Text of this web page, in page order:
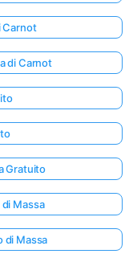
Carnot
di Carnot
Gratuito
Massa
di Massa